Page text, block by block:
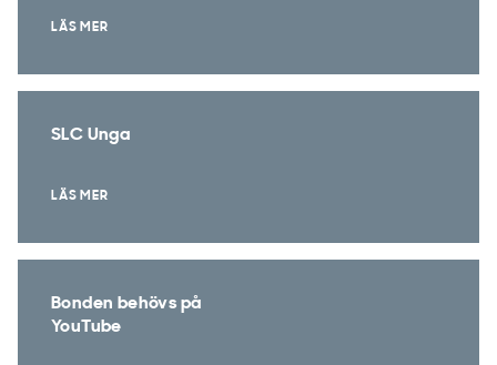
LÄS MER
SLC Unga
LÄS MER
Bonden behövs på
YouTube